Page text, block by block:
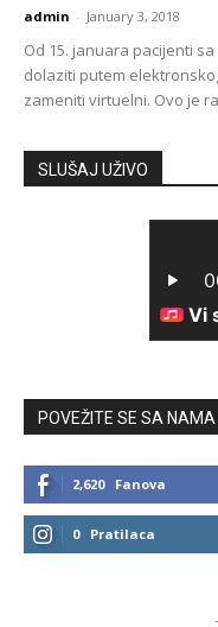
admin - January 3, 2018
Od 15. januara pacijenti
dolaziti putem
zameniti virtuelni. Ovo je
SLUŠAJ UŽIVO
POVEŽITE SE SA NAMA
2,620 Fanova
0 Pratilaca